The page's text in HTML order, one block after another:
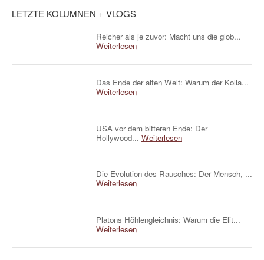
LETZTE KOLUMNEN + VLOGS
Reicher als je zuvor: Macht uns die glob...
Weiterlesen
Das Ende der alten Welt: Warum der Kolla...
Weiterlesen
USA vor dem bitteren Ende: Der
Hollywood... Weiterlesen
Die Evolution des Rausches: Der Mensch, ...
Weiterlesen
Platons Höhlengleichnis: Warum die Elit...
Weiterlesen